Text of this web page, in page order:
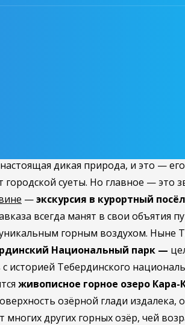
по Домбаю.
оценивают примерно в две
дикая природа, и это —
суеты. Но главное — это
—экскурсия в курортный
всегда манят в свои
горным воздухом. Ныне
Национальный парк —
историей Тебердинского
живописное горное озеро Кара-
озёрной глади
других горных озёр, чей